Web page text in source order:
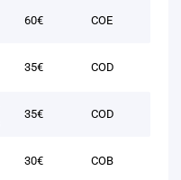
60€ COE
35€ COD
35€ COD
30€ COB